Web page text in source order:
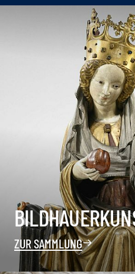
ZUR SAMMLUNG